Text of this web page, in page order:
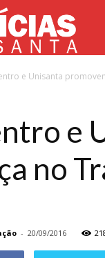
e Unisanta
e
no
- 20/09/2016